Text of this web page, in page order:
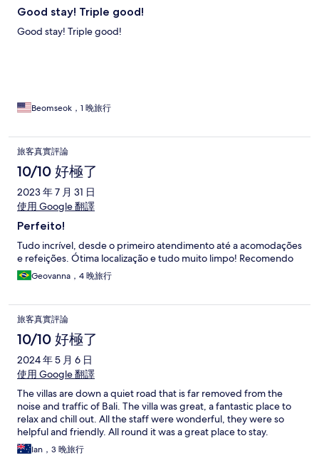
Good stay! Triple good!
Good stay! Triple good!
Beomseok，1 晚旅行
旅客真實評論
10/10 好極了
2023 年 7 月 31 日
使用 Google 翻譯
Perfeito!
Tudo incrível, desde o primeiro atendimento até a acomodações
e refeições. Ótima localização e tudo muito limpo! Recomendo
Geovanna，4 晚旅行
旅客真實評論
10/10 好極了
2024 年 5 月 6 日
使用 Google 翻譯
The villas are down a quiet road that is far removed from the
noise and traffic of Bali. The villa was great, a fantastic place to
relax and chill out. All the staff were wonderful, they were so
helpful and friendly. All round it was a great place to stay.
Ian，3 晚旅行